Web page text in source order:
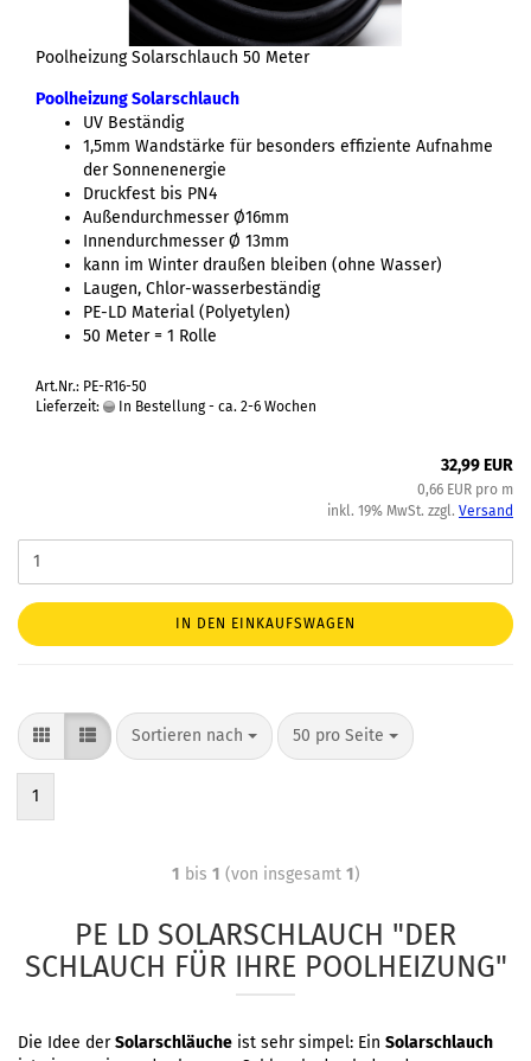
Poolheizung Solarschlauch 50 Meter
Poolheizung Solarschlauch
UV Beständig
1,5mm Wandstärke für besonders effiziente Aufnahme
der Sonnenenergie
Druckfest bis PN4
Außendurchmesser Ø16mm
Innendurchmesser Ø 13mm
kann im Winter draußen bleiben (ohne Wasser)
Laugen, Chlor-wasserbeständig
PE-LD Material (Polyetylen)
50 Meter = 1 Rolle
Art.Nr.: PE-R16-50
Lieferzeit:
In Bestellung - ca. 2-6 Wochen
32,99 EUR
0,66 EUR pro m
inkl. 19% MwSt. zzgl. Versand
IN DEN EINKAUFSWAGEN
Sortieren nach 50 pro Seite
1
1 bis 1 (von insgesamt 1)
PE LD SOLARSCHLAUCH "DER
SCHLAUCH FÜR IHRE POOLHEIZUNG"
Die Idee derSolarschläuche ist sehr simpel: Ein Solarschlauch